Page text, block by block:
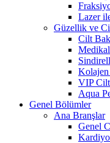
Lazer
Güzellik ve
Cilt
Medikal
Kolajen
VIP Cilt
Aqua
Genel Bölümler
Ana Branşlar
Genel